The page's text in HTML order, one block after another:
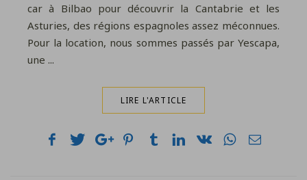
car à Bilbao pour découvrir la Cantabrie et les
Asturies, des régions espagnoles assez méconnues.
Pour la location, nous sommes passés par Yescapa,
une ...
LIRE L'ARTICLE